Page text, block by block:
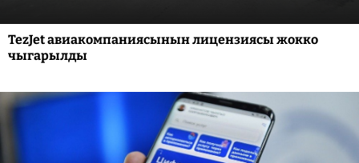
TezJet авиакомпаниясынын лицензиясы жокко
чыгарылды